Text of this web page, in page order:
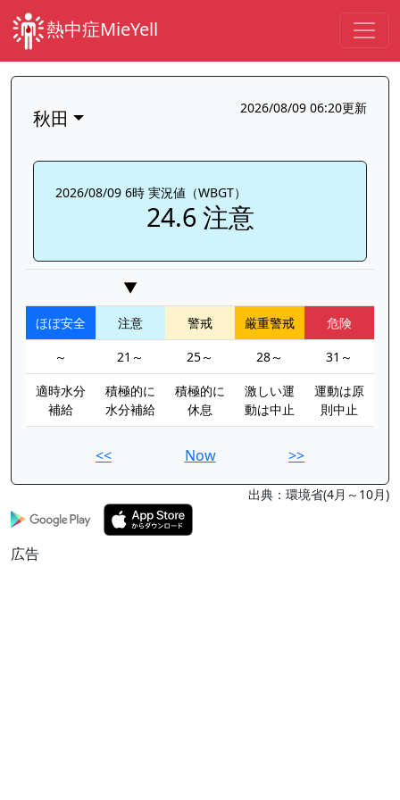
熱中症MieYell
秋田 2026/08/09 06:20更新
2026/08/09 6時 実況値（WBGT）
24.6 注意
▼
ほぼ安全 注意 警戒 厳重警戒
危険
～
21～ 25～ 28～
31～
適時水分
補給
積極的に
水分補給
積極的に
休息
激しい運
動は中止
運動は原
則中止
<< Now >>
出典：環境省(4月～10月)
広告